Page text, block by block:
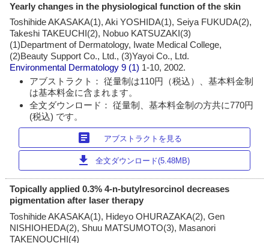
Yearly changes in the physiological function of the skin
Toshihide AKASAKA(1), Aki YOSHIDA(1), Seiya FUKUDA(2),
Takeshi TAKEUCHI(2), Nobuo KATSUZAKI(3)
(1)Department of Dermatology, Iwate Medical College,
(2)Beauty Support Co., Ltd., (3)Yayoi Co., Ltd.
Environmental Dermatology 9 (1) 1-10, 2002.
アブストラクト： 従量制は110円（税込）、基本料金制
は基本料金に含まれます。
全文ダウンロード： 従量制、基本料金制の方共に770円
(税込) です。
article アブストラクトを見る
download 全文ダウンロード(5.48MB)
Topically applied 0.3% 4-n-butylresorcinol decreases
pigmentation after laser therapy
Toshihide AKASAKA(1), Hideyo OHURAZAKA(2), Gen
NISHIOHEDA(2), Shuu MATSUMOTO(3), Masanori
TAKENOUCHI(4)